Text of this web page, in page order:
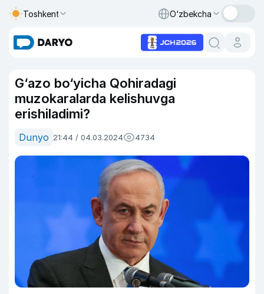
Toshkent O‘zbekcha
G‘azo bo‘yicha Qohiradagi
muzokaralarda kelishuvga
erishiladimi?
Dunyo 21:44 / 04.03.2024 4734